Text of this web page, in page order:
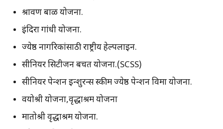
श्रावण बाळ योजना.
इंदिरा गांधी योजना.
ज्येष्ठ नागरिकांसाठी राष्ट्रीय हेल्पलाइन.
सीनियर सिटीजन बचत योजना.(SCSS)
सीनियर पेन्शन इन्शुरन्स स्कीम ज्येष्ठ पेन्शन विमा योजना.
वयोश्री योजना,वृद्धाश्रम योजना
मातोश्री वृद्धाश्रम योजना.